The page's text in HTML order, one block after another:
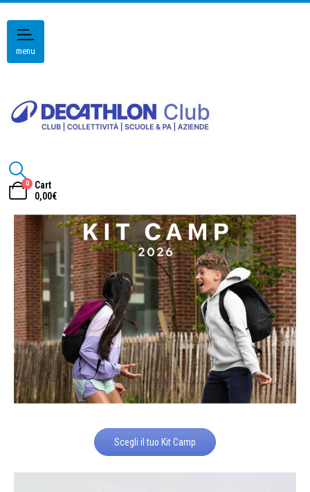
menu
0
Cart
0,00€
Scegli il tuo Kit Camp